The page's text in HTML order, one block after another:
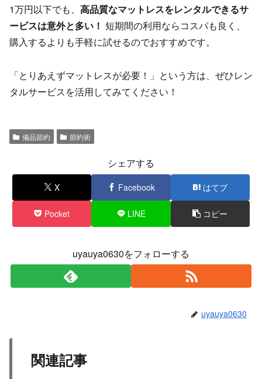
1万円以下でも、 高品質なマットレスをレンタルできるサ
ービスは意外と多い！ 短期間の利用ならコスパも良く、
購入するよりも手軽に試せるのでおすすめです。
「とりあえずマットレスが必要！」という方は、ぜひレン
タルサービスを活用してみてください！
備品節約 節約術
シェアする
X Facebook はてブ
Pocket LINE コピー
uyauya0630をフォローする
uyauya0630
関連記事